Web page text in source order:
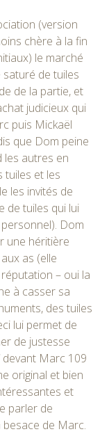
(version
chère à la fin
le marché
saturé de tuiles
de la partie, et
judicieux qui
puis Mickaël
que Dom peine
les autres en
tuiles et les
les invités de
de tuiles qui lui
Dom
une héritière
as (elle
– oui la
à casser sa
des tuiles
lui permet de
de justesse
Marc 109
original et bien
et
parler de
besace de Marc.